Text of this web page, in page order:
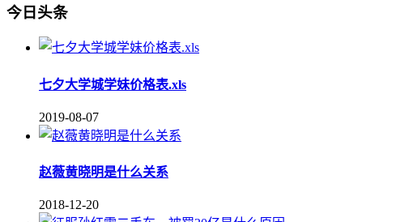
今日头条
七夕大学城学妹价格表.xls
2019-08-07
赵薇黄晓明是什么关系
2018-12-20